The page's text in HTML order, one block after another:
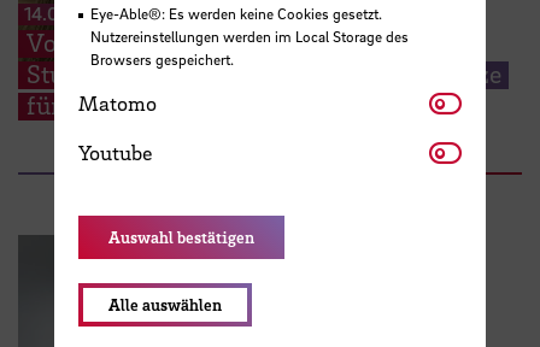
14.07.2026
Von der Praxis zur Forschung: HSB-
Studierende präsentieren Lösungsansätze
für aktuelle Pflegethemen
Eye-Able®: Es werden keine Cookies gesetzt.
Nutzereinstellungen werden im Local Storage des
Browsers gespeichert.
Matomo Matomo
Youtube Youtube
Auswahl bestätigen
Alle auswählen